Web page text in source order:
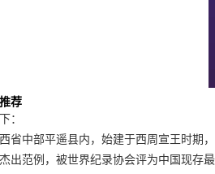
荐
：
省中部平遥县内，始建于西周宣王时期
出范例，被世界纪录协会评为中国现存